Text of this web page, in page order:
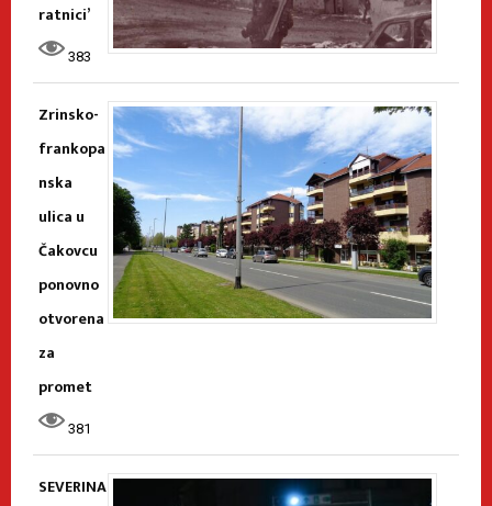
ratnici’
383
Zrinsko-
frankopa
nska
ulica u
Čakovcu
ponovno
otvorena
za
promet
381
SEVERINA